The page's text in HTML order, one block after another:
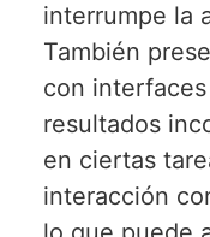
interrumpe la
También
con
resultados
en ciertas
interacción